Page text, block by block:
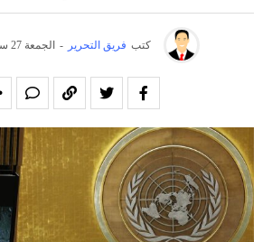
كتب فريق التحرير - الجمعة 27 سبتمبر 11:42 م